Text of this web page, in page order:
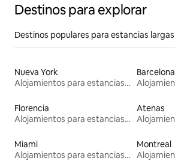
Destinos para explorar
Destinos populares para estancias largas
Nueva York
Alojamientos para estancias largas
Barcelona
Florencia
Alojamientos para estancias largas
Atenas
Miami
Alojamientos para estancias largas
Montreal